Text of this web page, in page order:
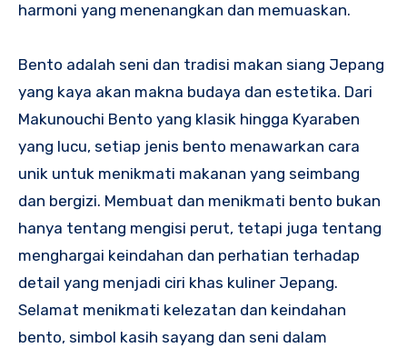
harmoni yang menenangkan dan memuaskan.
Bento adalah seni dan tradisi makan siang Jepang
yang kaya akan makna budaya dan estetika. Dari
Makunouchi Bento yang klasik hingga Kyaraben
yang lucu, setiap jenis bento menawarkan cara
unik untuk menikmati makanan yang seimbang
dan bergizi. Membuat dan menikmati bento bukan
hanya tentang mengisi perut, tetapi juga tentang
menghargai keindahan dan perhatian terhadap
detail yang menjadi ciri khas kuliner Jepang.
Selamat menikmati kelezatan dan keindahan
bento, simbol kasih sayang dan seni dalam